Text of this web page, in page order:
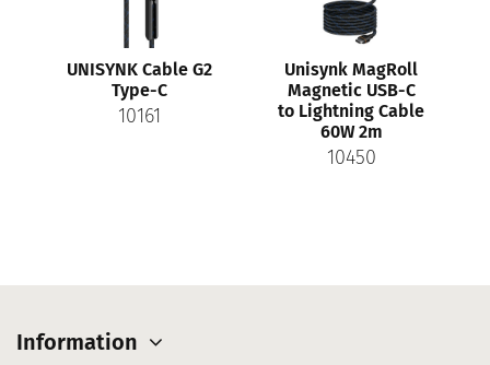
UNISYNK Cable G2
Type-C
10161
Unisynk MagRoll
Magnetic USB-C
to Lightning Cable
60W 2m
10450
Information